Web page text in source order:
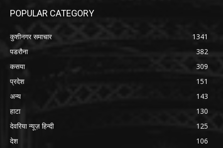
POPULAR CATEGORY
कुशीनगर समाचार
1341
पडरौना
382
कसया
309
प्रदेश
151
अन्य
143
हाटा
130
देवरिया न्यूज़ हिन्दी
125
देश
106